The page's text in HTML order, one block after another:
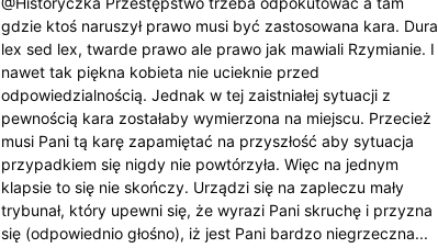
gdzie ktoś naruszył prawo musi być zastosowana kara. Dura
lex sed lex, twarde prawo ale prawo jak mawiali Rzymianie. I
nawet tak piękna kobieta nie ucieknie przed
odpowiedzialnością. Jednak w tej zaistniałej sytuacji z
pewnością kara zostałaby wymierzona na miejscu. Przecież
musi Pani tą karę zapamiętać na przyszłość aby sytuacja
przypadkiem się nigdy nie powtórzyła. Więc na jednym
klapsie to się nie skończy. Urządzi się na zapleczu mały
trybunał, który upewni się, że wyrazi Pani skruchę i przyzna
się (odpowiednio głośno), iż jest Pani bardzo niegrzeczna...